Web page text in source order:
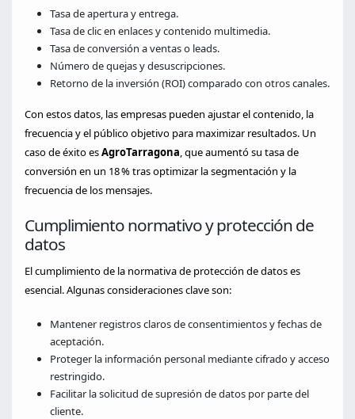
Tasa de apertura y entrega.
Tasa de clic en enlaces y contenido multimedia.
Tasa de conversión a ventas o leads.
Número de quejas y desuscripciones.
Retorno de la inversión (ROI) comparado con otros canales.
Con estos datos, las empresas pueden ajustar el contenido, la
frecuencia y el público objetivo para maximizar resultados. Un
caso de éxito esAgroTarragona, que aumentó su tasa de
conversión en un 18 % tras optimizar la segmentación y la
frecuencia de los mensajes.
Cumplimiento normativo y protección de
datos
El cumplimiento de la normativa de protección de datos es
esencial. Algunas consideraciones clave son:
Mantener registros claros de consentimientos y fechas de
aceptación.
Proteger la información personal mediante cifrado y acceso
restringido.
Facilitar la solicitud de supresión de datos por parte del
cliente.